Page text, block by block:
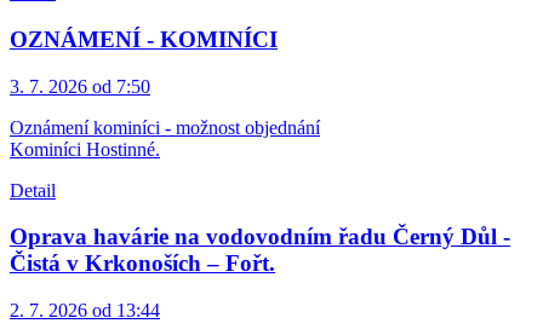
OZNÁMENÍ - KOMINÍCI
3. 7. 2026 od 7:50
Oznámení kominíci - možnost objednání
Kominíci Hostinné.
Detail
Oprava havárie na vodovodním řadu Černý Důl -
Čistá v Krkonoších – Fořt.
2. 7. 2026 od 13:44